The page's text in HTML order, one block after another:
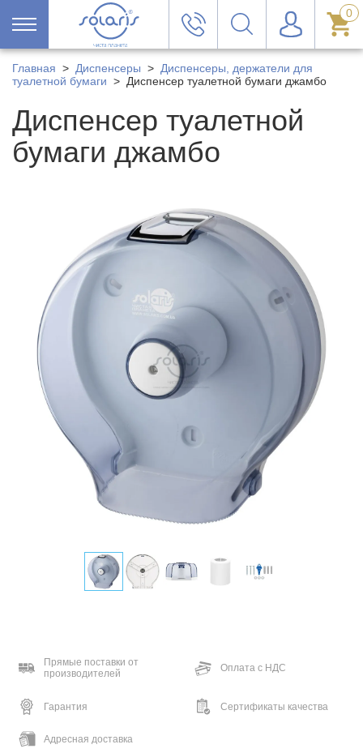
0
Главная > Диспенсеры > Диспенсеры, держатели для
туалетной бумаги > Диспенсер туалетной бумаги джамбо
Диспенсер туалетной
бумаги джамбо
Прямые поставки от
производителей
Оплата с НДС
Гарантия Сертификаты качества
Адресная доставка